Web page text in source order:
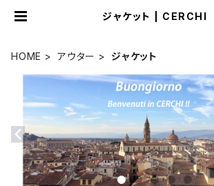
ジャケット | CERCHI
HOME アウター ジャケット